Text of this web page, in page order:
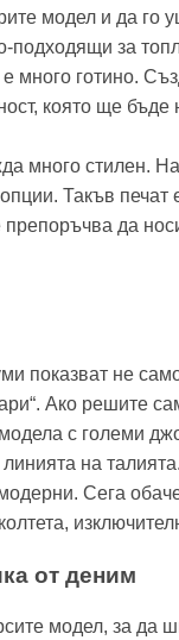
модел и да го
подходящи за
много готино.
която ще
много стилен.
Такъв печат
да
показват не
Ако решите
с големи
на
Сега
от деним
модел, за да